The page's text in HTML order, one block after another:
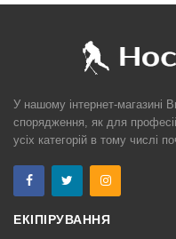
У нашому інтернет-магазині
спорядження, як для
усіх категорій в тому числі
ЕКІПІРУВАННЯ